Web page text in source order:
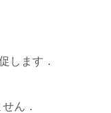
します．
ん．